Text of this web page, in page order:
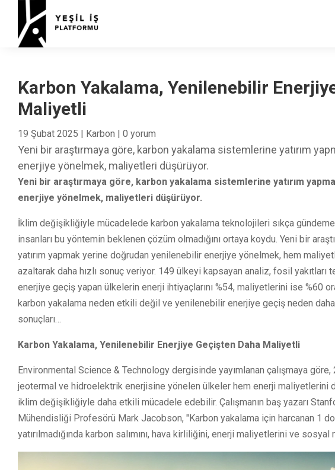
Karbon Yakalama, Yenilenebilir
Maliyetli
19 Şubat 2025 | Karbon | 0 yorum
Yeni bir araştırmaya göre, karbon yakalama sistemlerine yatırım
enerjiye yönelmek, maliyetleri düşürüyor.
Yeni bir araştırmaya göre, karbon yakalama sistemlerine yatırım
enerjiye yönelmek, maliyetleri düşürüyor.
İklim değişikliğiyle mücadelede karbon yakalama teknolojileri sıkça
insanları bu yöntemin beklenen çözüm olmadığını ortaya koydu. Yeni bir
yatırım yapmak yerine doğrudan yenilenebilir enerjiye yönelmek, hem
azaltarak daha hızlı sonuç veriyor. 149 ülkeyi kapsayan analiz, fosil
enerjiye geçiş yapan ülkelerin enerji ihtiyaçlarını %54, maliyetlerini ise %60
karbon yakalama neden etkili değil ve yenilenebilir enerjiye geçiş neden daha
sonuçları…
Karbon Yakalama, Yenilenebilir Enerjiye Geçişten Daha Maliyetli
Environmental Science & Technology dergisinde yayımlanan çalışmaya göre,
jeotermal ve hidroelektrik enerjisine yönelen ülkeler hem enerji maliyetlerini
iklim değişikliğiyle daha etkili mücadele edebilir. Çalışmanın baş yazarı
Mühendisliği Profesörü Mark Jacobson, "Karbon yakalama için harcanan 1
yatırılmadığında karbon salımını, hava kirliliğini, enerji maliyetlerini ve sosyal